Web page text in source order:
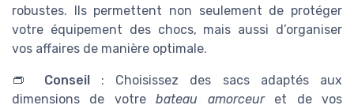
robustes. Ils permettent non seulement de protéger
votre équipement des chocs, mais aussi d’organiser
vos affaires de manière optimale.
👝 Conseil: Choisissez des sacs adaptés aux
dimensions de votrebateau amorceuret de vos